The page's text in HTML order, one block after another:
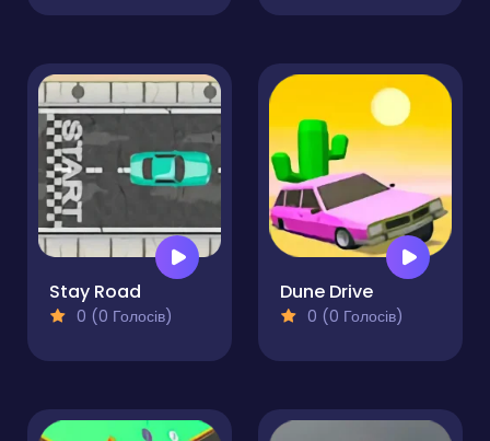
Stay Road
0 (0 Голосів)
Dune Drive
0 (0 Голосів)